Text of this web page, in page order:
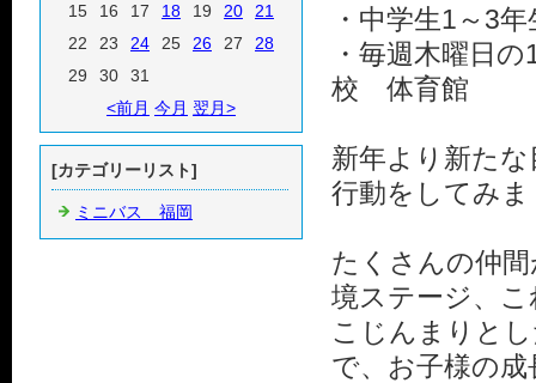
・中学生1～3
・毎週木曜日
校 体育館
新年より新た
行動をしてみ
たくさんの仲
境ステージ、
こじんまりと
で、お子様の
15
16 17 18 19 20
21
22
23 24 25 26 27
28
29
30
31
<前月 今月 翌月>
[カテゴリーリスト]
ミニバス 福岡